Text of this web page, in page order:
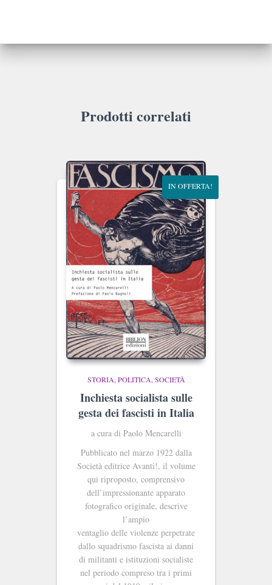
Prodotti correlati
IN OFFERTA!
STORIA, POLITICA, SOCIETÀ
Inchiesta socialista sulle
gesta dei fascisti in Italia
a cura di Paolo Mencarelli
Pubblicato nel marzo 1922 dalla
Società editrice Avanti!, il volume
qui riproposto, comprensivo
dell’impressionante apparato
fotografico originale, descrive
l’ampio
ventaglio delle violenze perpetrate
dallo squadrismo fascista ai danni
di militanti e istituzioni socialiste
nel periodo compreso tra i primi